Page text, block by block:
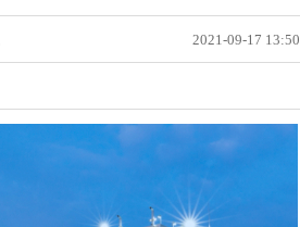
2021-09-17 13:50